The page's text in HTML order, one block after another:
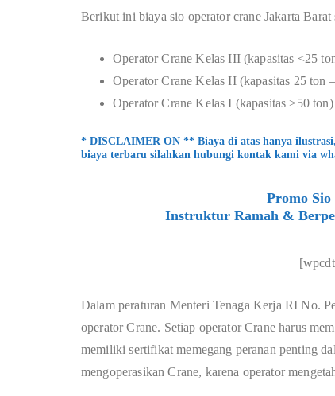
Berikut ini biaya sio operator crane Jakarta Barat
Operator Crane Kelas III (kapasitas <25
Operator Crane Kelas II (kapasitas 25 ton
Operator Crane Kelas I (kapasitas >50
* DISCLAIMER ON ** Biaya di atas hanya
biaya terbaru silahkan hubungi kontak kami via
Promo
Instruktur Ramah &
Dalam peraturan Menteri Tenaga Kerja RI No.
operator Crane. Setiap operator Crane harus
memiliki sertifikat memegang peranan penting
mengoperasikan Crane, karena operator